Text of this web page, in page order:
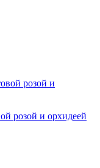
розой и орхидеей